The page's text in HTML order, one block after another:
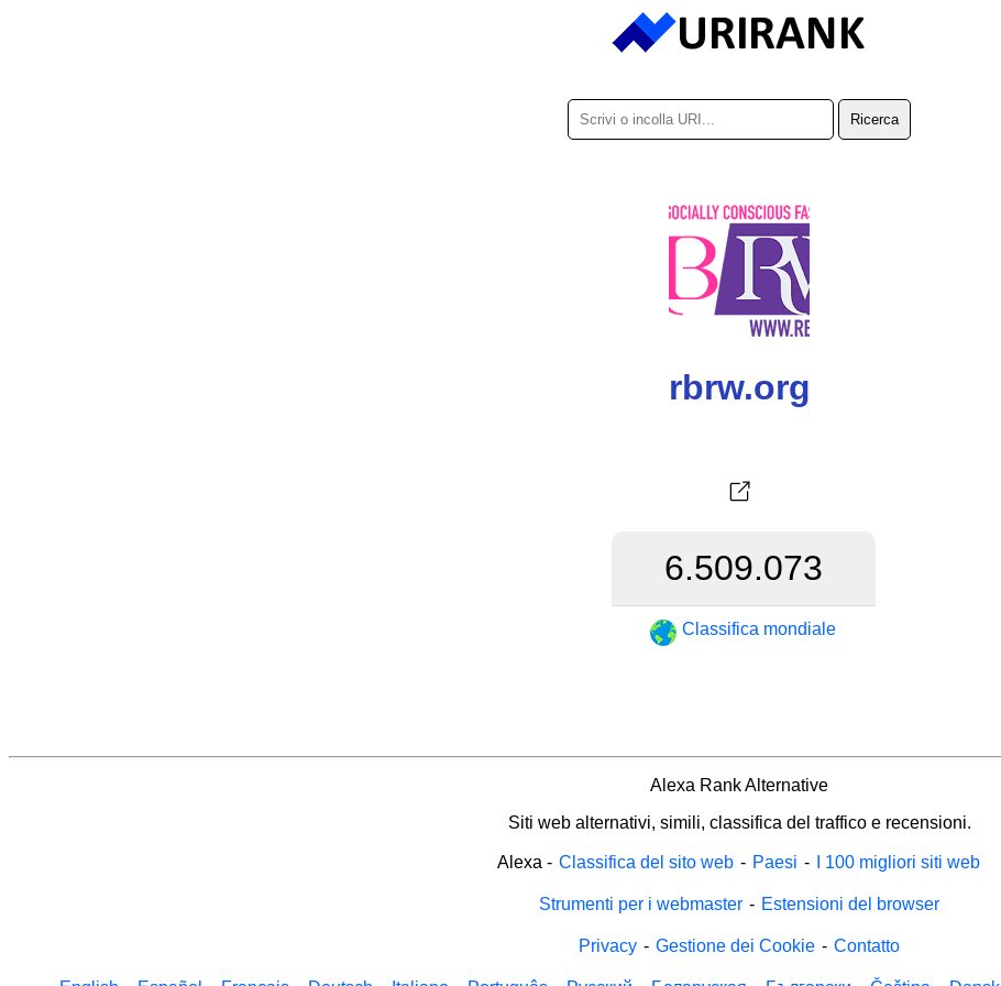
rbrw.org
6.509.073
Classifica mondiale
Alexa Rank Alternative
Siti web alternativi, simili, classifica del traffico e recensioni.
Alexa - Classifica del sito web - Paesi - I 100 migliori siti web
Strumenti per i webmaster - Estensioni del browser
Privacy - Gestione dei Cookie - Contatto